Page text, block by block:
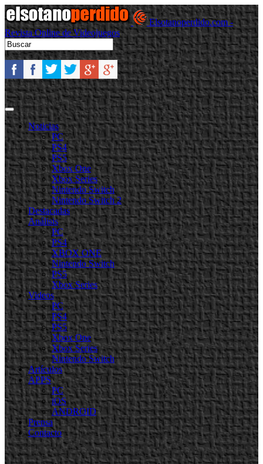
Elsotanoperdido.com -
Revista Online de Videojuegos
Noticias
PC
PS4
PS5
Xbox One
Xbox Series
Nintendo Switch
Nintendo Switch 2
Destacadas
Análisis
PC
PS4
XBOX ONE
Nintendo Switch
PS5
Xbox Series
Videos
PC
PS4
PS5
Xbox One
Xbox Series
Nintendo Switch
Artículos
APPS
PC
iOS
ANDROID
Prensa
Contacto